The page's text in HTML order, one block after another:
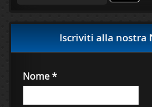
Iscriviti alla nostra
Nome*